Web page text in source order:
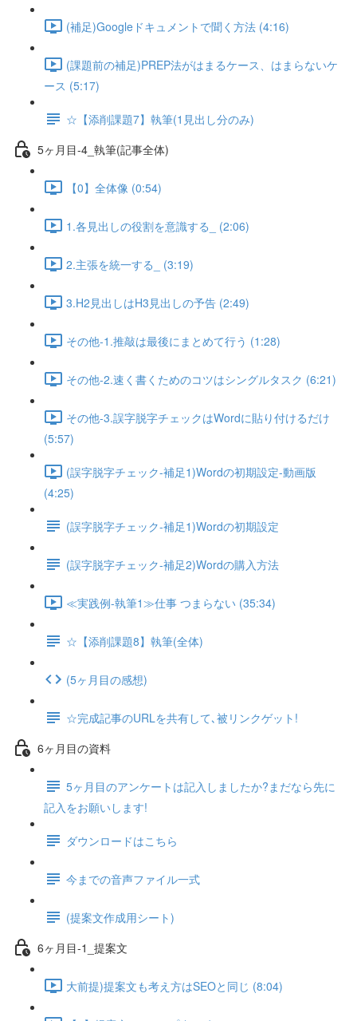
(補足)Googleドキュメントで聞く方法 (4:16)
(課題前の補足)PREP法がはまるケース、はまらないケ
ース (5:17)
☆【添削課題7】執筆(1見出し分のみ)
5ヶ月目-4_執筆(記事全体)
【0】全体像 (0:54)
1.各見出しの役割を意識する_ (2:06)
2.主張を統一する_ (3:19)
3.H2見出しはH3見出しの予告 (2:49)
その他-1.推敲は最後にまとめて行う (1:28)
その他-2.速く書くためのコツはシングルタスク (6:21)
その他-3.誤字脱字チェックはWordに貼り付けるだけ
(5:57)
(誤字脱字チェック-補足1)Wordの初期設定-動画版
(4:25)
(誤字脱字チェック-補足1)Wordの初期設定
(誤字脱字チェック-補足2)Wordの購入方法
≪実践例-執筆1≫仕事 つまらない (35:34)
☆【添削課題8】執筆(全体)
(5ヶ月目の感想)
☆完成記事のURLを共有して､被リンクゲット!
6ヶ月目の資料
5ヶ月目のアンケートは記入しましたか?まだなら先に
記入をお願いします!
ダウンロードはこちら
今までの音声ファイル一式
(提案文作成用シート)
6ヶ月目-1_提案文
大前提)提案文も考え方はSEOと同じ (8:04)